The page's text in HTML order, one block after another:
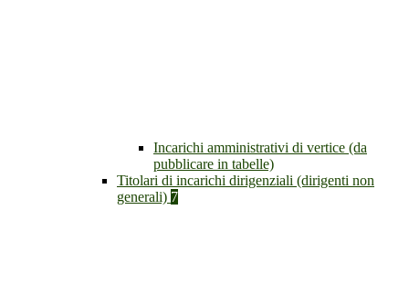
Incarichi amministrativi di vertice (da
pubblicare in tabelle)
Titolari di incarichi dirigenziali (dirigenti non
generali) 7